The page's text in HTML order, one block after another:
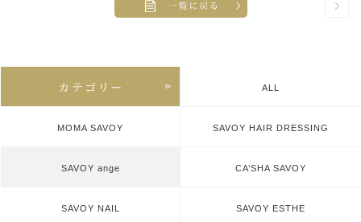
ALL
MOMA SAVOY SAVOY HAIR DRESSING
SAVOY ange CA’SHA SAVOY
SAVOY NAIL SAVOY ESTHE